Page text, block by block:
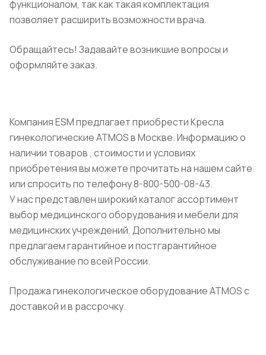
функционалом, так как такая комплектация
позволяет расширить возможности врача.
Обращайтесь! Задавайте возникшие вопросы и
оформляйте заказ.
Компания ESM предлагает приобрести Кресла
гинекологические ATMOS в Москве. Информацию о
наличии товаров , стоимости и условиях
приобретения вы можете прочитать на нашем сайте
или спросить по телефону 8-800-500-08-43.
У нас представлен широкий каталог ассортимент
выбор медицинского оборудования и мебели для
медицинских учреждений. Дополнительно мы
предлагаем гарантийное и постгарантийное
обслуживание по всей России.
Продажа гинекологическое оборудование ATMOS с
доставкой и в рассрочку.